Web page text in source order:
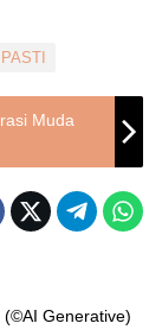
Muda